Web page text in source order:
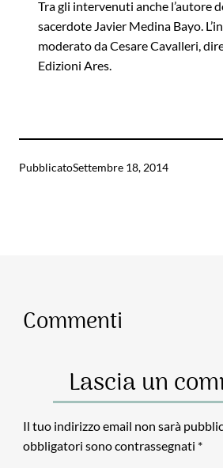
Tra gli intervenuti anche l’autore
sacerdote Javier Medina Bayo.
moderato da Cesare Cavalleri,
Edizioni Ares.
PubblicatoSettembre 18, 2014
Commenti
Lascia un
Il tuo indirizzo email non sarà
obbligatori sono contrassegnati *